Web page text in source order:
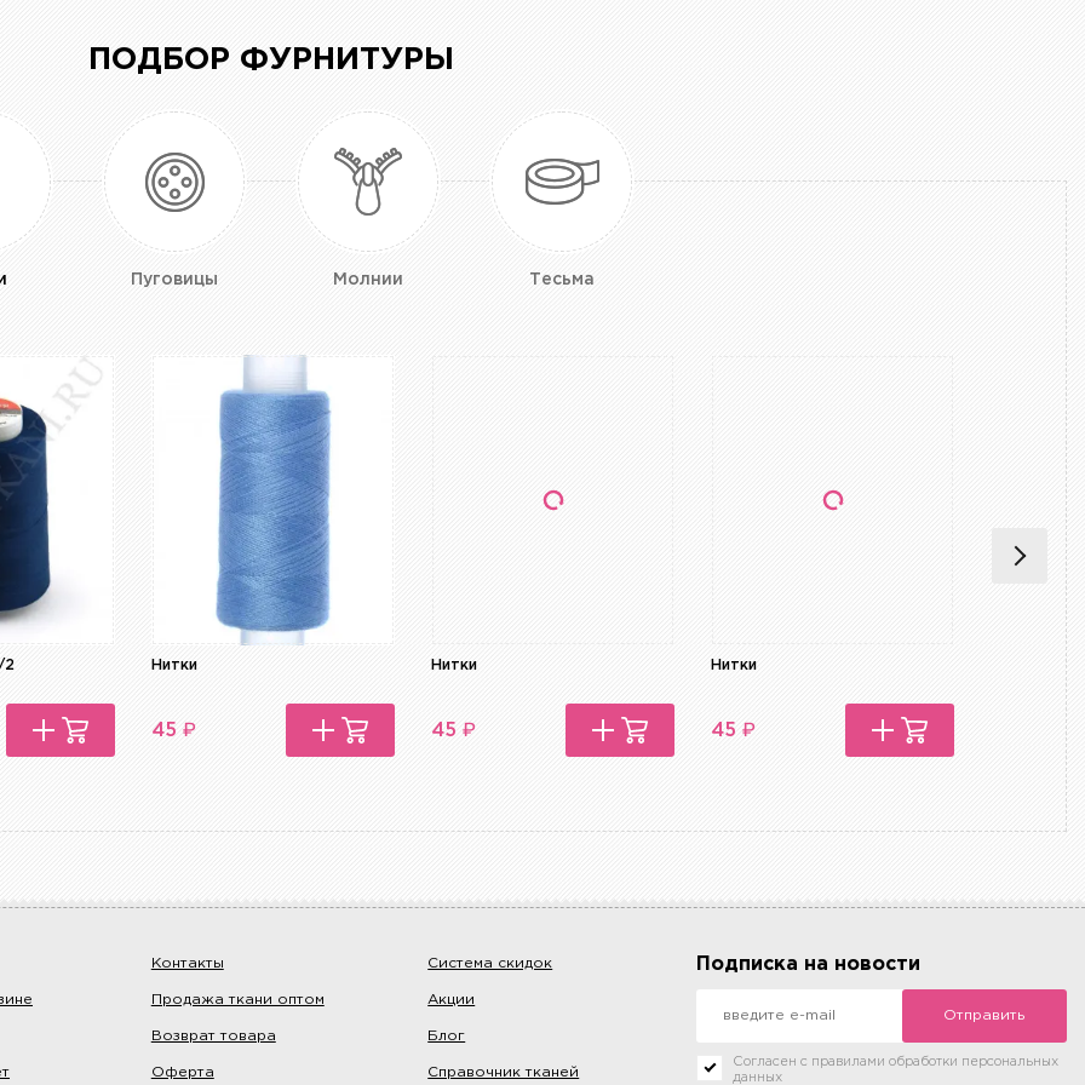
ПОДБОР ФУРНИТУРЫ
Пуговицы Молнии Тесьма
2 Нитки
45 ₽
Нитки
45 ₽
Нитки
45 ₽
Контакты
Продажа ткани оптом
Возврат товара
Оферта
Система скидок
Акции
Блог
Справочник тканей
Подписка на новости
Отправить
Согласен с правилами обработки персональных
данных